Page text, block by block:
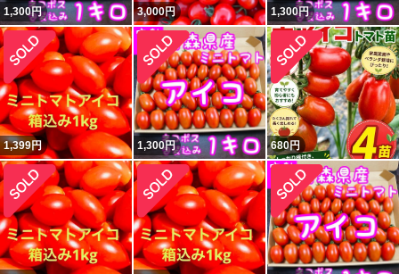
1,300円 3,000円 1,300円
1,399円 1,300円 680円